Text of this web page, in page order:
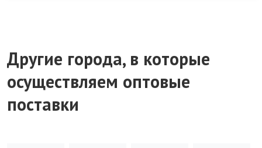
Другие города, в которые
осуществляем оптовые
поставки